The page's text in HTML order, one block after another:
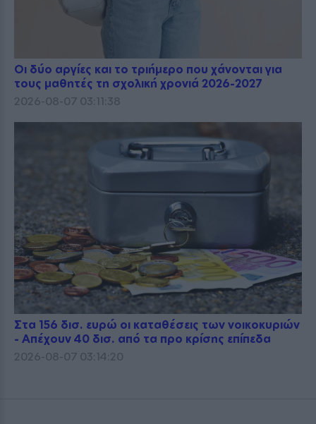
Οι δύο αργίες και το τριήμερο που χάνονται για
τους μαθητές τη σχολική χρονιά 2026-2027
2026-08-07 03:11:38
Στα 156 δισ. ευρώ οι καταθέσεις των νοικοκυριών
- Απέχουν 40 δισ. από τα προ κρίσης επίπεδα
2026-08-07 03:14:20